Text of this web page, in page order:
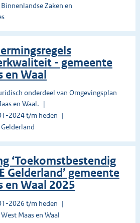
Zaken en
- gemeente
en Waal
onderdeel van Omgevingsplan
en Waal.
2024 t/m heden
‘Toekomstbestendig
Gelderland’ gemeente
en Waal 2025
2026 t/m heden
Maas en Waal